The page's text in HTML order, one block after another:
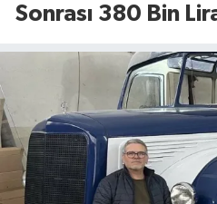
Sonrası 380 Bin